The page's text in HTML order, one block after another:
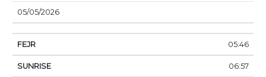
05/05/2026
05:46
06:57